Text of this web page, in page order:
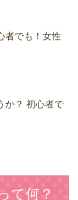
者でも！女性
か？ 初心者で
て何？